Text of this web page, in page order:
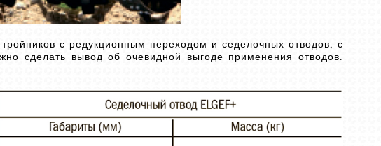
с редукционным переходом и седелочных отводов, с
сделать вывод об очевидной выгоде применения отводов.